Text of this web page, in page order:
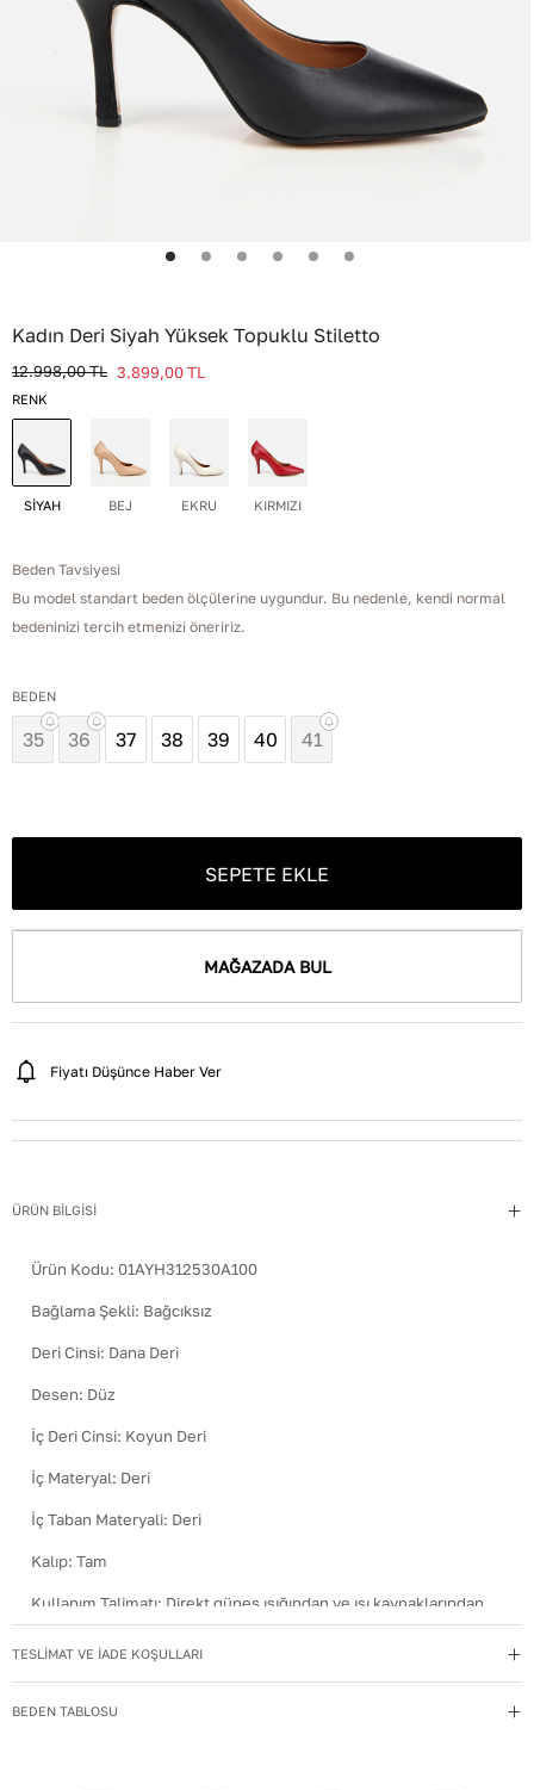
Kadın Deri Siyah Yüksek Topuklu Stiletto
12.998,00TL 3.899,00TL
RENK
SİYAH BEJ EKRU KIRMIZI
Beden Tavsiyesi
Bu model standart beden ölçülerine uygundur. Bu nedenle, kendi normal
bedeninizi tercih etmenizi öneririz.
BEDEN
35 36 37 38 39 40 41
SEPETE EKLE
MAĞAZADA BUL
Fiyatı Düşünce Haber Ver
ÜRÜN BİLGİSİ
Ürün Kodu: 01AYH312530A100
Bağlama Şekli: Bağcıksız
Deri Cinsi: Dana Deri
Desen: Düz
İç Deri Cinsi: Koyun Deri
İç Materyal: Deri
İç Taban Materyali: Deri
Kalıp: Tam
Kullanım Talimatı: Direkt güneş ışığından ve ısı kaynaklarından
uzak tutun.
Hakiki Deri
Menşei:Türkiye
TESLİMAT VE İADE KOŞULLARI
BEDEN TABLOSU